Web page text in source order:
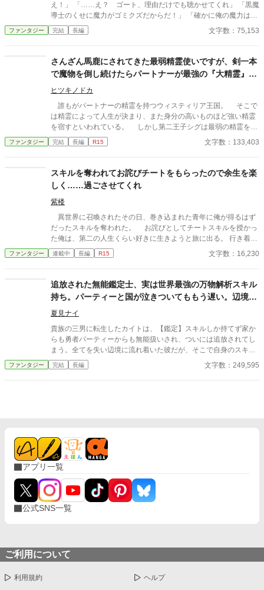
え！」 「……え？ ゴート、理由だけでも聴かせてくれ」 「黒魔
導士のくせに魔力がゴミクズだからだ！」 「確かに俺の魔力はゴ
ミ同然だが、その分を戦闘勘の鋭さで補ってきたつもりだ。それ
で何度も助けてやったことを忘れたのか……？」 「うるせえ、と
たからな。役立たずの寄生虫ってよ！」 「くっ……」 問答無用
でＡ級パーティーを追放されてしまったモンド。 彼は極小の魔
力しか持たない黒魔導士だったが、持ち前の戦闘勘によってパー
ティーを支えてきた。しかし、地味であるがゆえに貢献を認めら
れることは最後までなかった。 さらに悪い噂を流されたこと
で、冒険者としての道を諦めかけたモンドだったが、悪評高い最
下級パーティーに拾われ、彼らを成功に導くことで自分の居場所
や高い名声を得るようになっていく。 「魔力は低かったが、あの
動きは只者ではなかった！ 寄生虫なんて呼ばれてたのが信じら
ろ……」 「方向性は意外ですが、これほどまでに優れた黒魔導士
がいるとは……」 拾われたパーティーでその高い能力を絶賛さ
最高の戦闘勘を持つモンドが成功に導いていく物語である……。
ファンタジー 完結 長編 文字数：75,153
さんざん馬鹿にされてきた最弱精霊使いですが、剣一本
で魔物を倒し続けたらパートナーが最強の『大精霊』に
進化したので逆襲を始めます。
ヒツキノドカ
誰もがパートナーの精霊を持つウィスティリア王国。 そこで
は精霊によって人生が決まり、また身分の高いものほど強い精霊
を宿すといわれている。 しかし第二王子シグは最弱の精霊を宿
して生まれたために王家を追放されてしまう。 身分を剥奪され
たシグは冒険者になり、剣一本で魔物を倒して生計を立てるよう
他の冒険者に襲われこともあった。 そんな生活がしばらく続い
たある日――今までの苦労が報われ精霊が進化。 姿は美しい白
髪の少女に。 伝説の大精霊となり、『天候にまつわる全属性使
用可』という規格外の能力を得たクゥは、「今まで育ててくれた
恩返しがしたい！」と懐きまくってくる。 最強の相棒を手に入
れたシグは、今まで自分を見下してきた人間たちを見返すことを
決意するのだった。 ーーーーーー ーーー 閲覧、お気に入り登
録、感想等いつもありがとうございます。とても励みになりま
す！ ※2020.6.８お陰様でHOTランキングに載ることができまし
ファンタジー 完結 長編 R15 文字数：133,403
スキルを奪われてお詫びチートをもらったので余生を楽
しく……過ごさせてくれ
紫楼
異世界に召喚されたその日、巻き込まれた青年に俺が得るはず
だったスキルを奪われた。 お詫びとしてチートスキルを授かっ
た俺は、第二の人生くらい好きに生きようと旅に出る。 行き着い
た先は、寂れた町の場末の酒場だ。 なぜか客は男ばかりだが、
日雇い冒険者や恐妻家の肉屋たちとの気楽な毎日は悪くない。
へ通ってくる理由だけは、さっぱりわからない。 「お前らツケは
やめろ」 そんな穏やかな日々を送っていたはずなのに、ある
日、酒場へ厄介な依頼が舞い込んできた――。 他サイトでも掲
ファンタジー 連載中 長編 R15 文字数：16,230
追放された無能鑑定士、実は世界最強の万物解析スキル
持ち。パーティーと国が泣きついてももう遅い。辺境で
美少女とスローライフ（？）を送る
夏見ナイ
貴族の三男に転生したカイトは、【鑑定】スキルしか持てず家か
らも勇者パーティーからも無能扱いされ、ついには追放されてし
まう。全てを失い辺境に流れ着いた彼だが、そこで自身のスキル
が万物の情報を読み解く最強スキル【万物解析】だと覚醒する！
隠された才能を見抜いて助けた美少女エルフや獣人と共に、カイ
ファンタジー 完結 長編 文字数：249,595
アプリ一覧
公式SNS一覧
ご利用について
利用規約 ヘルプ